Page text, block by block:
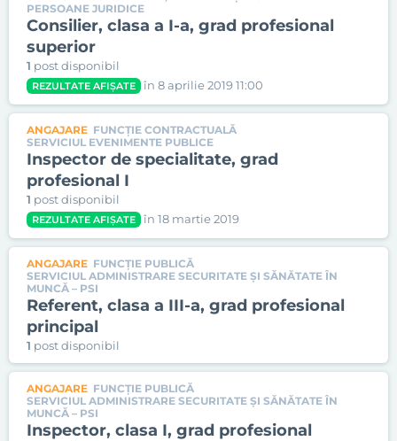
PERSOANE JURIDICE
Consilier, clasa a I-a, grad profesional
superior
1 post disponibil
REZULTATE AFIȘATE în 8 aprilie 2019 11:00
ANGAJARE FUNCȚIE CONTRACTUALĂ
SERVICIUL EVENIMENTE PUBLICE
Inspector de specialitate, grad
profesional I
1 post disponibil
REZULTATE AFIȘATE în 18 martie 2019
ANGAJARE FUNCȚIE PUBLICĂ
SERVICIUL ADMINISTRARE SECURITATE ŞI SĂNĂTATE ÎN
MUNCĂ – PSI
Referent, clasa a III-a, grad profesional
principal
1 post disponibil
ANGAJARE FUNCȚIE PUBLICĂ
SERVICIUL ADMINISTRARE SECURITATE ŞI SĂNĂTATE ÎN
MUNCĂ – PSI
Inspector, clasa I, grad profesional